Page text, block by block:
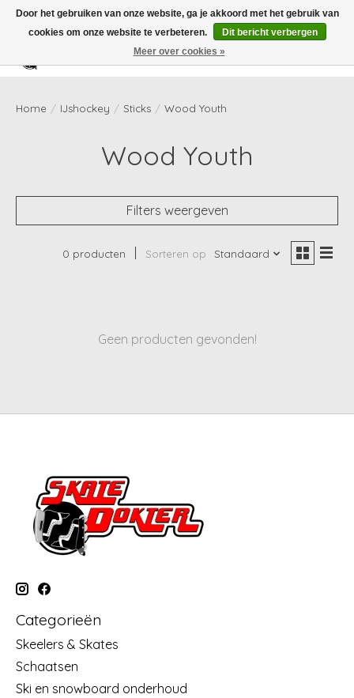
Verlanglijst
Home / IJshockey / Sticks / Wood Youth
Wood Youth
Filters weergeven
0 producten Sorteren op Standaard
Geen producten gevonden!
Categorieën
Skeelers & Skates
Schaatsen
Ski en snowboard onderhoud
Door het gebruiken van onze website, ga je akkoord met het gebruik van
cookies om onze website te verbeteren.
Dit bericht verbergen
Meer over cookies »